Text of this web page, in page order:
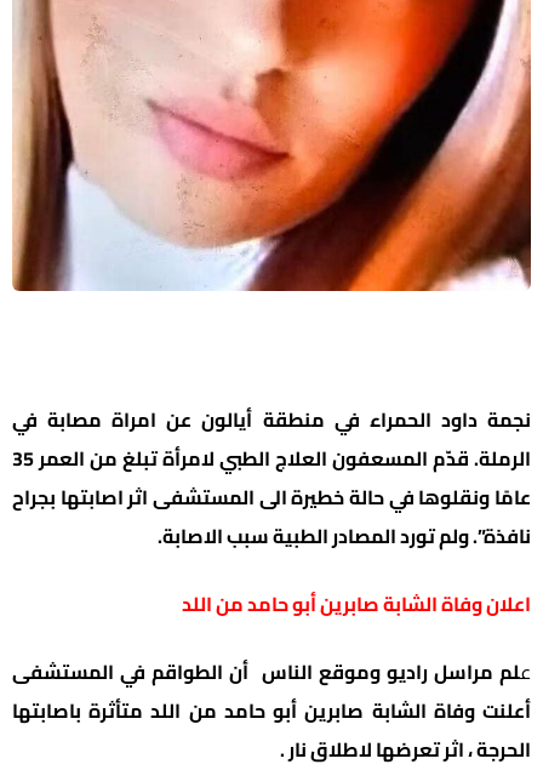
نجمة داود الحمراء في منطقة أيالون عن امراة مصابة في
الرملة. قدّم المسعفون العلاج الطبي لامرأة تبلغ من العمر 35
عامًا ونقلوها في حالة خطيرة الى المستشفى اثر اصابتها بجراح
نافذة”. ولم تورد المصادر الطبية سبب الاصابة.
اعلان وفاة الشابة صابرين أبو حامد من اللد
لم مراسل راديو وموقع الناس أن الطواقم في المستشفى
أعلنت وفاة الشابة صابرين أبو حامد من اللد متأثرة باصابتها
الحرجة ، اثر تعرضها لاطلاق نار .